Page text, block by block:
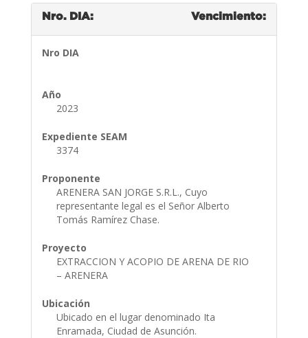
Nro. DIA: Vencimiento:
Nro DIA
Año
2023
Expediente SEAM
3374
Proponente
ARENERA SAN JORGE S.R.L., Cuyo
representante legal es el Señor Alberto
Tomás Ramírez Chase.
Proyecto
EXTRACCION Y ACOPIO DE ARENA DE RIO
– ARENERA
Ubicación
Ubicado en el lugar denominado Ita
Enramada, Ciudad de Asunción.